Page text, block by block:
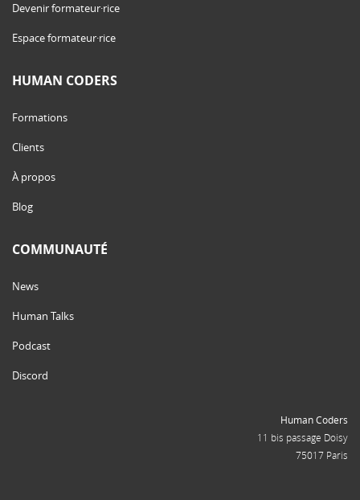
Devenir formateur·rice
Espace formateur·rice
HUMAN CODERS
Formations
Clients
À propos
Blog
COMMUNAUTÉ
News
Human Talks
Podcast
Discord
Human Coders
11 bis passage Doisy
75017 Paris